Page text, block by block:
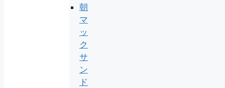
朝
マ
ッ
ク
サ
ン
ド